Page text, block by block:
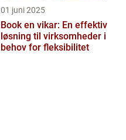
01 juni 2025
Book en vikar: En effektiv
løsning til virksomheder i
behov for fleksibilitet